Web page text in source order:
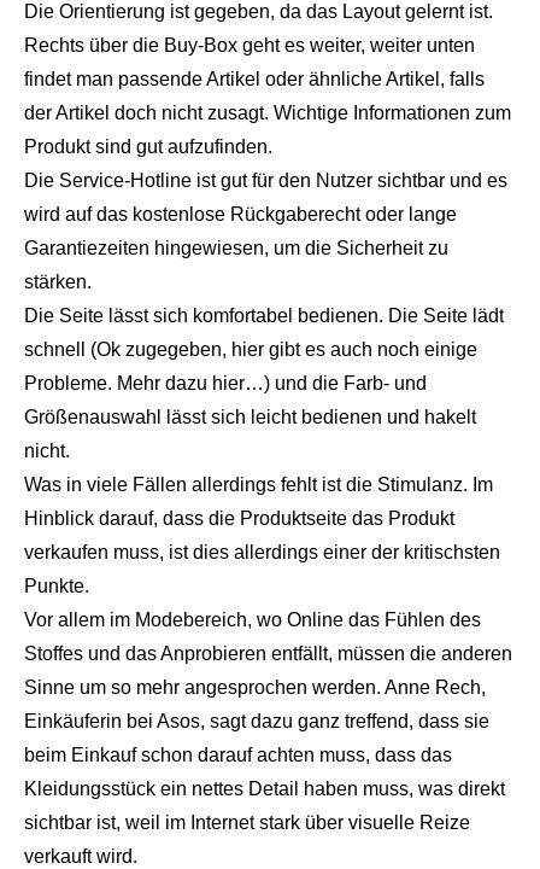
Die Orientierung ist gegeben, da das Layout gelernt ist.
Rechts über die Buy-Box geht es weiter, weiter unten
findet man passende Artikel oder ähnliche Artikel, falls
der Artikel doch nicht zusagt. Wichtige Informationen zum
Produkt sind gut aufzufinden.
Die Service-Hotline ist gut für den Nutzer sichtbar und es
wird auf das kostenlose Rückgaberecht oder lange
Garantiezeiten hingewiesen, um die Sicherheit zu
stärken.
Die Seite lässt sich komfortabel bedienen. Die Seite lädt
schnell (Ok zugegeben, hier gibt es auch noch einige
Probleme. Mehr dazu hier…) und die Farb- und
Größenauswahl lässt sich leicht bedienen und hakelt
nicht.
Was in viele Fällen allerdings fehlt ist die Stimulanz. Im
Hinblick darauf, dass die Produktseite das Produkt
verkaufen muss, ist dies allerdings einer der kritischsten
Punkte.
Vor allem im Modebereich, wo Online das Fühlen des
Stoffes und das Anprobieren entfällt, müssen die anderen
Sinne um so mehr angesprochen werden. Anne Rech,
Einkäuferin bei Asos, sagt dazu ganz treffend, dass sie
beim Einkauf schon darauf achten muss, dass das
Kleidungsstück ein nettes Detail haben muss, was direkt
sichtbar ist, weil im Internet stark über visuelle Reize
verkauft wird.